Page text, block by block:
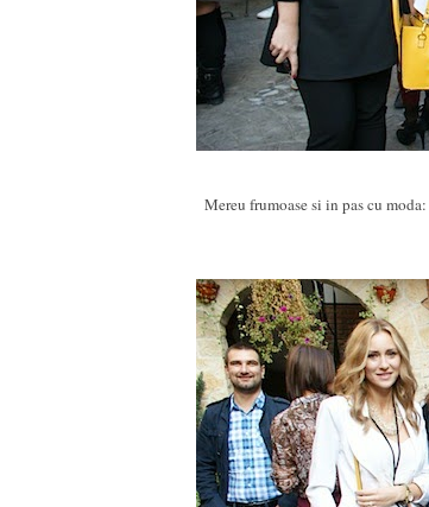
Mereu frumoase si in pas cu moda: